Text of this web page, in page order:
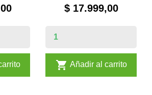
$ 17.999,00
 Añadir al carrito